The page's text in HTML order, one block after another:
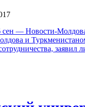
— Новости-
и